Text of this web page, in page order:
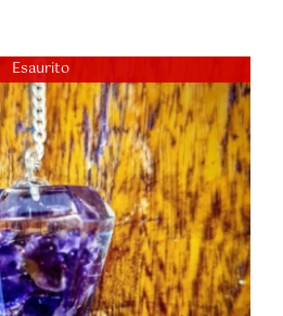
Esaurito
DETTAGLI